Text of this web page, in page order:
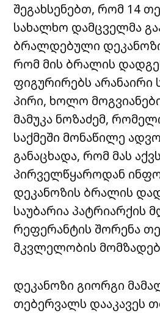
შეგახსენებთ, რომ 14
სახალხო დამცველმა
ბრალდებული
რომ მის ბრალის
ფიგურირებს არანაირი
პირი, ხოლო
მამუკა ნოზაძემ,
საქმეში მონაწილე
განაცხადა, რომ მას აქვს
პირველწყაროდან
დეკანოზის ბრალის
საუბარია პატრიარქის
რეფერანტის შორენა
მკვლელობის
დეკანოზი გიორგი
თებერვალს დააკავეს